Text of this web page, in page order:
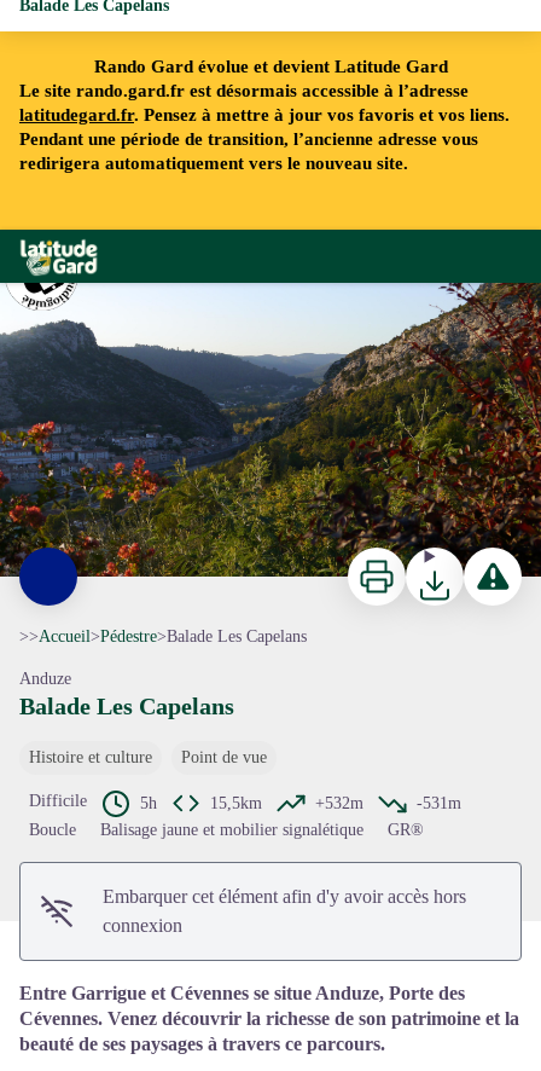
Rando Gard évolue et devient Latitude Gard
Le site rando.gard.fr est désormais accessible à l’adresse
latitudegard.fr. Pensez à mettre à jour vos favoris et vos liens.
Pendant une période de transition, l’ancienne adresse vous
redirigera automatiquement vers le nouveau site.
Rando Gard
Balade Les Capelans
ImprimerTéléchargerSignaler
>>Accueil>Pédestre>Balade Les Capelans
Anduze
Balade Les Capelans
Histoire et culture Point de vue
Difficile 5h 15,5km +532m
-531m
Boucle
Balisage jaune et mobilier signalétique GR®
Embarquer cet élément afin d'y avoir accès hors
connexion
Entre Garrigue et Cévennes se situe Anduze, Porte des
Cévennes. Venez découvrir la richesse de son patrimoine et la
beauté de ses paysages à travers ce parcours.